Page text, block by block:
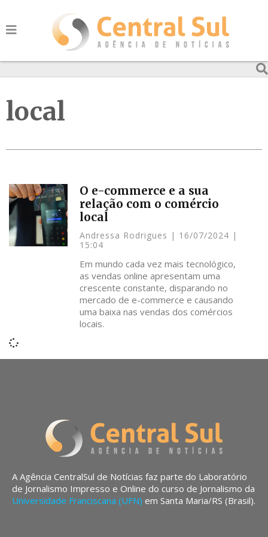
local
O e-commerce e a sua
relação com o comércio
local
Andressa Rodrigues
16/07/2024
15:04
Em mundo cada vez mais tecnológico,
as vendas online apresentam uma
crescente constante, disparando no
mercado de e-commerce e causando
uma baixa nas vendas dos comércios
locais.
A Agência CentralSul de Notícias faz parte do Laboratório
de Jornalismo Impresso e Online do curso de Jornalismo da
Universidade Franciscana (UFN) em Santa Maria/RS (Brasil).